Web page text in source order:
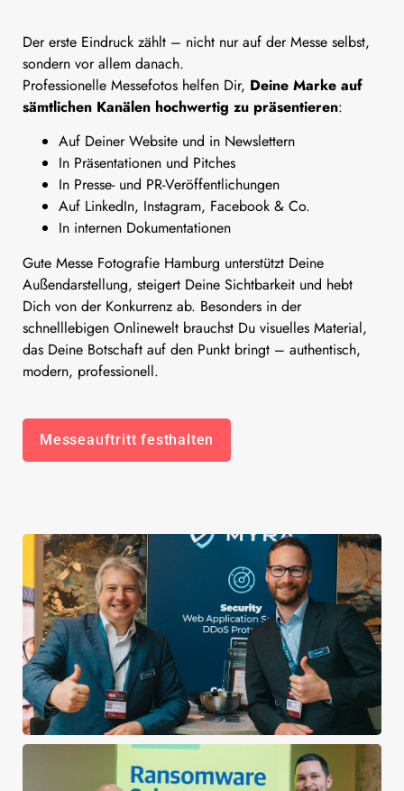
Der erste Eindruck zählt – nicht nur auf der Messe selbst,
sondern vor allem danach.
Professionelle Messefotos helfen Dir, Deine Marke auf
sämtlichen Kanälen hochwertig zu präsentieren:
Auf Deiner Website und in Newslettern
In Präsentationen und Pitches
In Presse- und PR-Veröffentlichungen
Auf LinkedIn, Instagram, Facebook & Co.
In internen Dokumentationen
Gute Messe Fotografie Hamburg unterstützt Deine
Außendarstellung, steigert Deine Sichtbarkeit und hebt
Dich von der Konkurrenz ab. Besonders in der
schnelllebigen Onlinewelt brauchst Du visuelles Material,
das Deine Botschaft auf den Punkt bringt – authentisch,
modern, professionell.
Messeauftritt festhalten